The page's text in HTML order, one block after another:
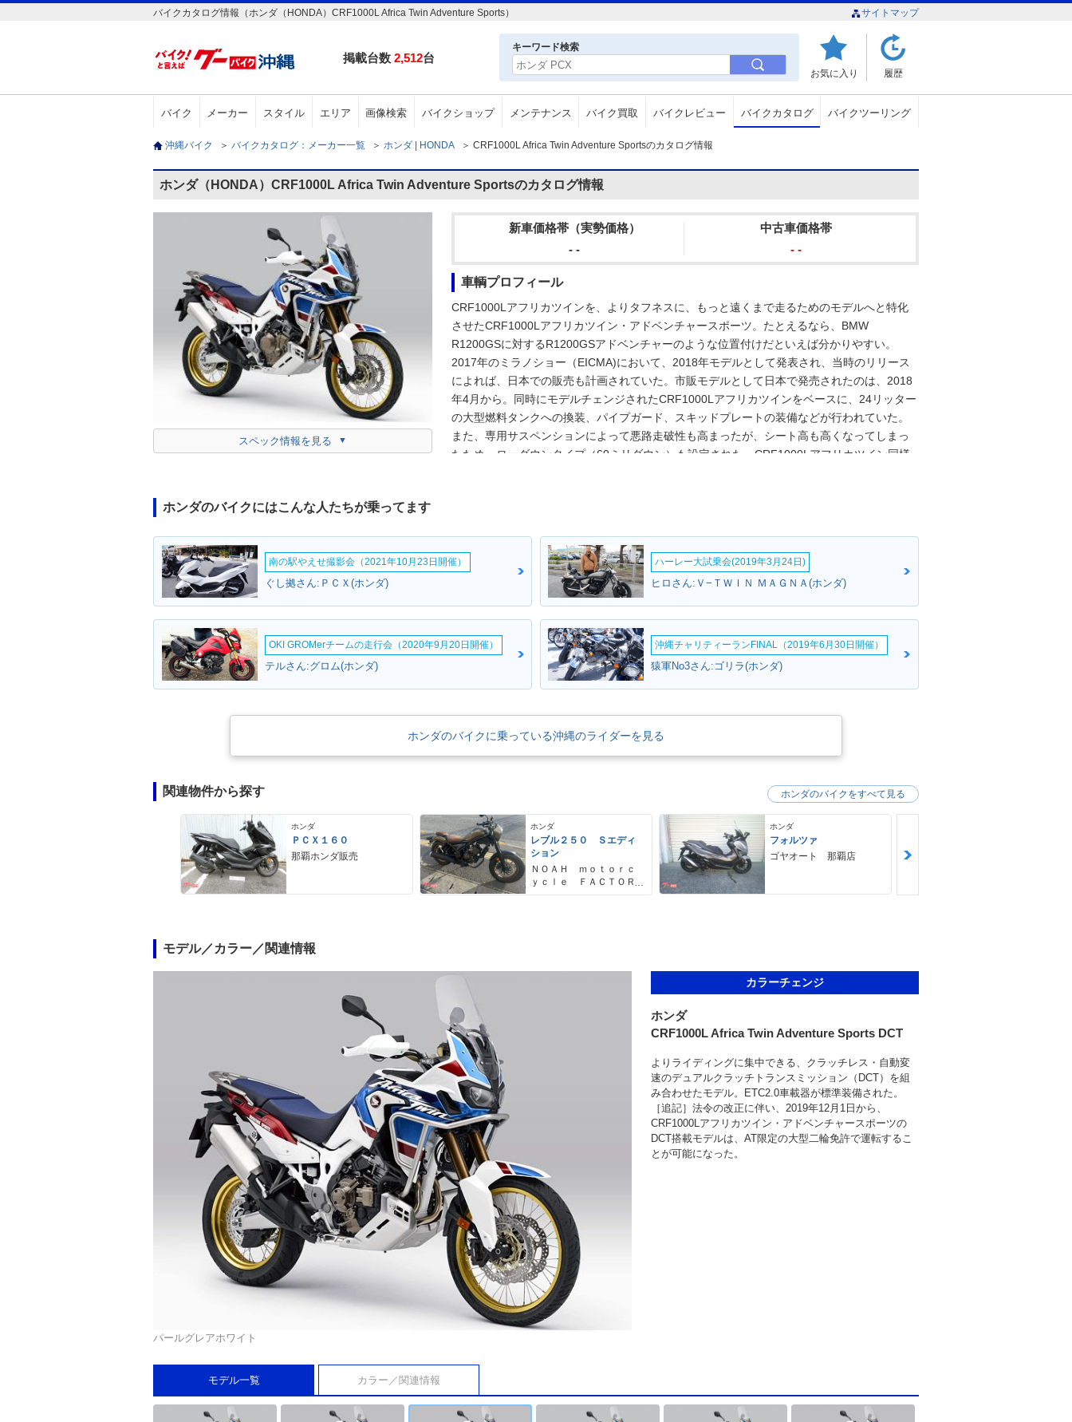
バイクカタログ情報（ホンダ（HONDA）CRF1000L Africa Twin Adventure Sports） サイトマップ
掲載台数 2,512台
キーワード検索
お気に入り 履歴
バイク メーカー スタイル エリア 画像検索 バイクショップ メンテナンス バイク買取 バイクレビュー バイクカタログ バイクツーリング
沖縄バイク ＞ バイクカタログ：メーカー一覧 ＞ ホンダ | HONDA ＞ CRF1000L Africa Twin Adventure Sportsのカタログ情報
ホンダ（HONDA）CRF1000L Africa Twin Adventure Sportsのカタログ情報
スペック情報を見る
新車価格帯（実勢価格）
- -
中古車価格帯
- -
車輌プロフィール
CRF1000Lアフリカツインを、よりタフネスに、もっと遠くまで走るためのモデルへと特化
させたCRF1000Lアフリカツイン・アドベンチャースポーツ。たとえるなら、BMW
R1200GSに対するR1200GSアドベンチャーのような位置付けだといえば分かりやすい。
2017年のミラノショー（EICMA)において、2018年モデルとして発表され、当時のリリース
によれば、日本での販売も計画されていた。市販モデルとして日本で発売されたのは、2018
年4月から。同時にモデルチェンジされたCRF1000Lアフリカツインをベースに、24リッター
の大型燃料タンクへの換装、パイプガード、スキッドプレートの装備などが行われていた。
また、専用サスペンションによって悪路走破性も高まったが、シート高も高くなってしまっ
たため、ローダウンタイプ（60ミリダウン）も設定された。CRF1000Lアフリカツイン同様
2020年型のアフリカツインが発表された。エンジン排気量を1,084ccに拡大し、モデル名も
「CRF1100Lアフリカツイン」と改められた。アドベンチャースポーツも、同様に
「CRF1100Lアフリカツイン アドベンチャースポーツ」となった。名称変更に伴い、別車種
扱いとした。［追記］AT限定の大型二輪免許は、2019年12月1日から施行された道路交通法
施行令の一部改正に伴い、従来の「総排気量0.650リットル以下」という限定が撤廃され、排
気量の上限なく、クラッチ操作を必要としない車両を運転することが可能になった。以降、
CRF1000Lアフリカツイン・アドベンチャースポーツのDCT搭載モデルは、AT限定大型二輪
免許で運転することが可能になった。
ホンダのバイクにはこんな人たちが乗ってます
南の駅やえせ撮影会（2021年10月23日開催）
ぐし拠さん:ＰＣＸ(ホンダ)
ハーレー大試乗会(2019年3月24日)
ヒロさん:Ｖ−ＴＷＩＮ ＭＡＧＮＡ(ホンダ)
OKI GROMerチームの走行会（2020年9月20日開催）
テルさん:グロム(ホンダ)
沖縄チャリティーランFINAL（2019年6月30日開催）
猿軍No3さん:ゴリラ(ホンダ)
ホンダのバイクに乗っている沖縄のライダーを見る
関連物件から探す
ホンダ
ＰＣＸ１６０
那覇ホンダ販売
ホンダ
レブル２５０ Ｓエディ
ション
ＮＯＡＨ ｍｏｔｏｒｃ
ｙｃｌｅ ＦＡＣＴＯＲ
ホンダ
フォルツァ
ゴヤオート 那覇店
ホンダのバイクをすべて見る
モデル／カラー／関連情報
パールグレアホワイト
カラーチェンジ
ホンダ
CRF1000L Africa Twin Adventure Sports DCT
よりライディングに集中できる、クラッチレス・自動変
速のデュアルクラッチトランスミッション（DCT）を組
み合わせたモデル。ETC2.0車載器が標準装備された。
［追記］法令の改正に伴い、2019年12月1日から、
CRF1000Lアフリカツイン・アドベンチャースポーツの
DCT搭載モデルは、AT限定の大型二輪免許で運転するこ
とが可能になった。
モデル一覧 カラー／関連情報